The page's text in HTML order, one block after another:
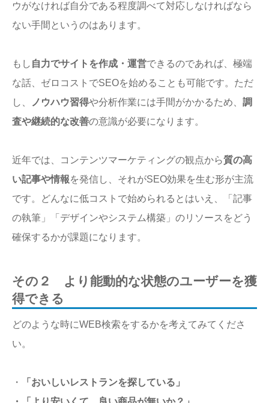
ウがなければ自分である程度調べて対応しなければなら
ない手間というのはあります。
もし 自力でサイトを作成・運営できるのであれば、極端
な話、ゼロコストでSEOを始めることも可能です。ただ
し、
ノウハウ習得や分析作業には手間がかかるため、 調
査や継続的な改善の意識が必要になります。
近年では、コンテンツマーケティングの観点から質の高
い記事や情報を発信し、それがSEO効果を生む形が主流
です。どんなに低コストで始められるとはいえ、「記事
の執筆」「デザインやシステム構築」のリソースをどう
確保するかが課題になります。
その２ より能動的な状態のユーザーを獲
得できる
どのような時にWEB検索をするかを考えてみてくださ
い。
・
「おいしいレストランを探している」